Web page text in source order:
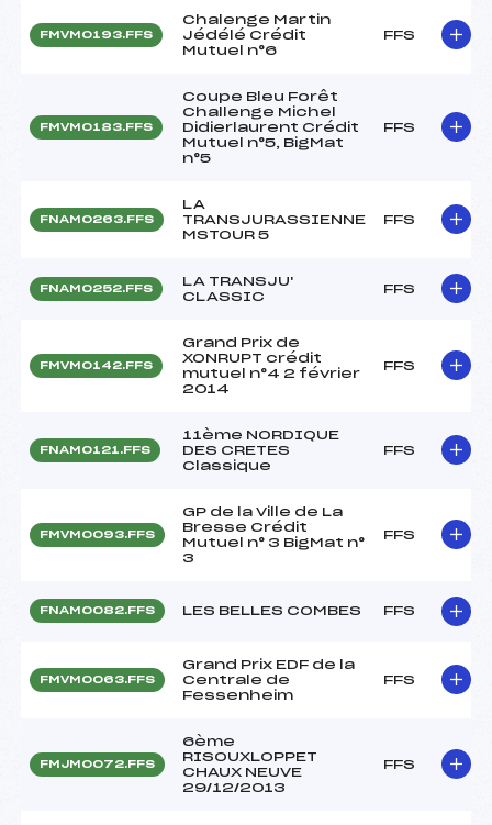
FMVM0193.FFS
Chalenge Martin
Jédélé Crédit
Mutuel n°6
FFS
FMVM0183.FFS
Coupe Bleu Forêt
Challenge Michel
Didierlaurent Crédit
Mutuel n°5, BigMat
n°5
FFS
FNAM0263.FFS
LA
TRANSJURASSIENNE
MSTOUR 5
FFS
FNAM0252.FFS
LA TRANSJU'
CLASSIC
FFS
FMVM0142.FFS
Grand Prix de
XONRUPT crédit
mutuel n°4 2 février
2014
FFS
FNAM0121.FFS
11ème NORDIQUE
DES CRETES
Classique
FFS
FMVM0093.FFS
GP de la Ville de La
Bresse Crédit
Mutuel n° 3 BigMat n°
3
FFS
FNAM0082.FFS LES BELLES COMBES FFS
FMVM0063.FFS
Grand Prix EDF de la
Centrale de
Fessenheim
FFS
FMJM0072.FFS
6ème
RISOUXLOPPET
CHAUX NEUVE
29/12/2013
FFS